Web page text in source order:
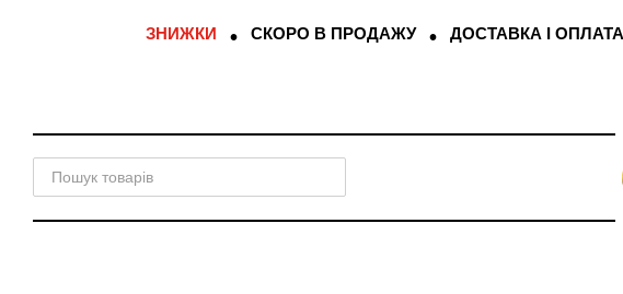
ЗНИЖКИ СКОРО В ПРОДАЖУ ДОСТАВКА І ОПЛАТА